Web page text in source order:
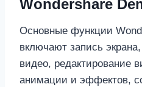
Wondershare
Основные функции
включают запись
видео, редактирование
анимации и эффектов,